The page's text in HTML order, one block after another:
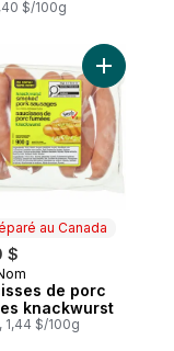
$/100g
saucisses de porc
au Canada
$
au Canada
de porc
knackwurst
1,44 $/100g
Ajouter